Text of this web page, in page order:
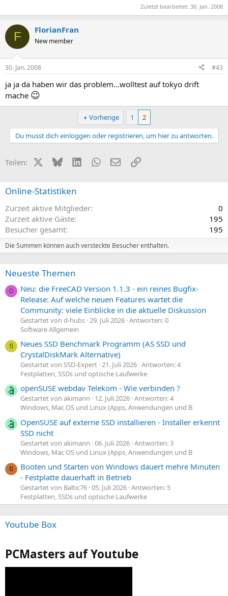
Zuletzt bearbeitet: 30. Jan. 2008
F FlorianFran
New member
30. Jan. 2008 #43
ja ja da haben wir das problem...wolltest auf tokyo drift
mache 😉
Vorherige 1
2
Du musst dich einloggen oder registrieren, um hier zu antworten.
Teilen: X (Twitter)
BlueskyLinkedInWhatsApp
E-MailLink
Online-Statistiken
Zurzeit aktive Mitglieder
0
Zurzeit aktive Gäste
195
Besucher gesamt
195
Die Summen können auch versteckte Besucher enthalten.
Neueste Themen
D
Neu: die FreeCAD Version 1.1.3 - ein reines Bugfix-
Release: Auf welche neuen Features wartet die
Community: viele Einblicke in die aktuelle Diskussion
Gestartet von d-hubs 29. Juli 2026 Antworten: 0
Software Allgemein
S
Neues SSD Benchmark Programm (AS SSD und
CrystalDiskMark Alternative)
Gestartet von SSD-Expert 21. Juli 2026 Antworten: 4
Festplatten, SSDs und optische Laufwerke
openSUSE webdav Telekom - Wie verbinden ?
Gestartet von akimann 12. Juli 2026 Antworten: 4
Windows, Mac OS und Linux (Apps, Anwendungen und B
OpenSUSE auf externe SSD installieren - Installer erkennt
SSD nicht
Gestartet von akimann 06. Juli 2026 Antworten: 3
Windows, Mac OS und Linux (Apps, Anwendungen und B
B
Booten und Starten von Windows dauert mehre Minuten
- Festplatte dauerhaft in Betrieb
Gestartet von Baltic76 05. Juli 2026 Antworten: 5
Festplatten, SSDs und optische Laufwerke
Youtube Box
PCMasters auf Youtube